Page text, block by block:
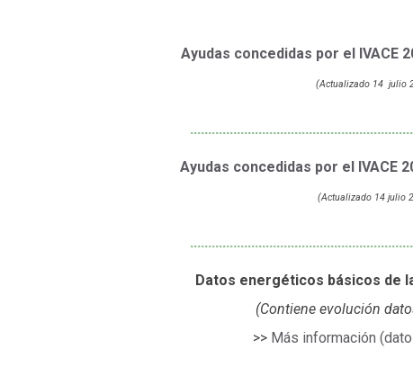
Ayudas concedidas por el IVACE
(Actualizado 14 julio
Ayudas concedidas por el IVACE
(Actualizado 14 julio
Datos energéticos básicos de
(Contiene evolución
>> Más información